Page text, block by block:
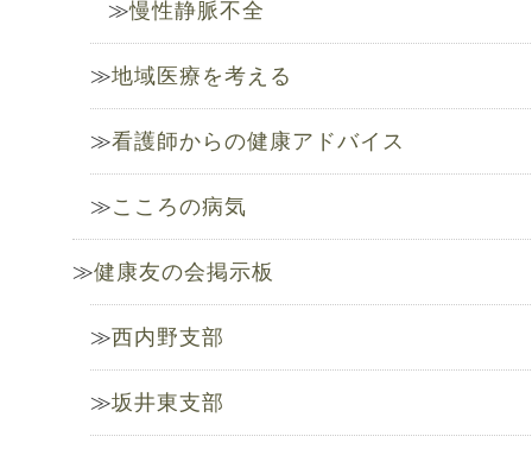
慢性静脈不全
地域医療を考える
看護師からの健康アドバイス
こころの病気
健康友の会掲示板
西内野支部
坂井東支部